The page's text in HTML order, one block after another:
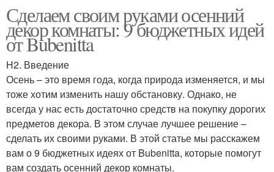
Сделаем своим руками осенний
декор комнаты: 9 бюджетных идей
от Bubenitta
H2. Введение
Осень – это время года, когда природа изменяется, и мы
тоже хотим изменить нашу обстановку. Однако, не
всегда у нас есть достаточно средств на покупку дорогих
предметов декора. В этом случае лучшее решение –
сделать их своими руками. В этой статье мы расскажем
вам о 9 бюджетных идеях от Bubenitta, которые помогут
вам создать осенний декор комнаты.